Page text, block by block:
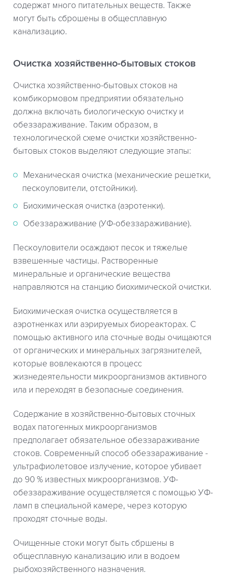
содержат много питательных веществ. Также
могут быть сброшены в общесплавную
канализацию.
Очистка хозяйственно-бытовых стоков
Очистка хозяйственно-бытовых стоков на
комбикормовом предприятии обязательно
должна включать биологическую очистку и
обеззараживание. Таким образом, в
технологической схеме очистки хозяйственно-
бытовых стоков выделяют следующие этапы:
Механическая очистка (механические решетки,
пескоуловители, отстойники).
Биохимическая очистка (аэротенки).
Обеззараживание (УФ-обеззараживание).
Пескоуловители осаждают песок и тяжелые
взвешенные частицы. Растворенные
минеральные и органические вещества
направляются на станцию биохимической очистки.
Биохимическая очистка осуществляется в
аэротненках или аэрируемых биореакторах. С
помощью активного ила сточные воды очищаются
от органических и минеральных загрязнителей,
которые вовлекаются в процесс
жизнедеятельности микроорганизмов активного
ила и переходят в безопасные соединения.
Содержание в хозяйственно-бытовых сточных
водах патогенных микроорганизмов
предполагает обязательное обеззараживание
стоков. Современный способ обеззараживание -
ультрафиолетовое излучение, которое убивает
до 90 % известных микроорганизмов. УФ-
обеззараживание осуществляется с помощью УФ-
ламп в специальной камере, через которую
проходят сточные воды.
Очищенные стоки могут быть сбршены в
общесплавную канализацию или в водоем
рыбохозяйственного назначения.